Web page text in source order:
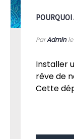
POURQUOI
ParAdminle
Installer
rêve de
Cette